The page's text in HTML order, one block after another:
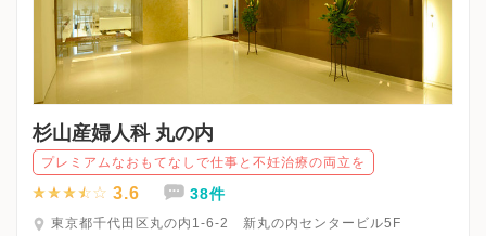
杉山産婦人科 丸の内
プレミアムなおもてなしで仕事と不妊治療の両立を
3.6 38件
東京都千代田区丸の内1-6-2 新丸の内センタービル5F